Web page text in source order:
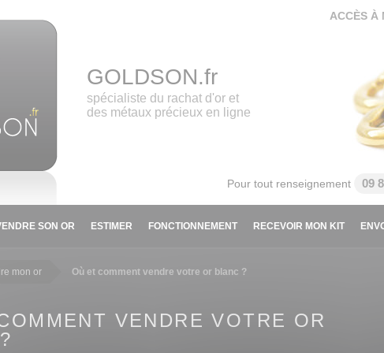
GOLDSON.fr
spécialiste du rachat d'or et
des métaux précieux en ligne
ACCÈS À
Pour tout renseignement 09
SON OR ESTIMER FONCTIONNEMENT RECEVOIR MON KIT
mon or Où et comment vendre votre or blanc ?
VENDRE VOTRE OR